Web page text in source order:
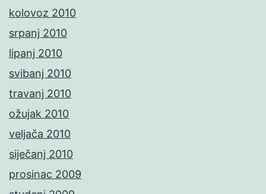
kolovoz 2010
srpanj 2010
lipanj 2010
svibanj 2010
travanj 2010
ožujak 2010
veljača 2010
siječanj 2010
prosinac 2009